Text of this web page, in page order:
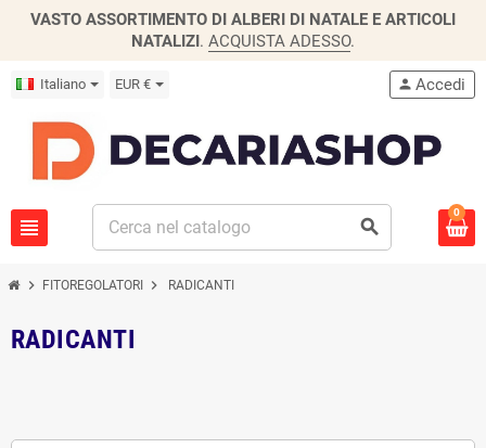
VASTO ASSORTIMENTO DI ALBERI DI NATALE E ARTICOLI
NATALIZI. ACQUISTA ADESSO.
Italiano EUR €
view_headline search
person Accedi
0
chevron_right FITOREGOLATORI chevron_right RADICANTI
RADICANTI